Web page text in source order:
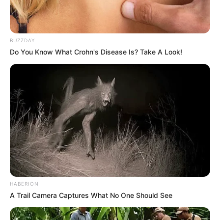
uvjete koji su izvan naše kontrole. Obavezno provjerite Pravila
o privatnosti ovih web lokacija, kao i njihove "Uvjete pružanja
usluge" prije nego što se upustite u bilo koji posao ili prenesete
Članci na ovom web mjestu mogu sadržavati ugrađeni sadržaj
(npr. Videozapise, slike, članke itd.). Ugrađeni sadržaj s drugih
web lokacija ponaša se na potpuno isti način kao da je
posjetitelj posjetio drugu web stranicu. Ove web stranice mogu
prikupljati podatke o vama, koristiti kolačiće, ugrađivati ​​
dodatno praćenje treće strane i nadgledati vašu interakciju s tim
ugrađenim sadržajem, uključujući praćenje vaše interakcije s
ugrađenim sadržajem ako imate račun i prijavljeni ste na toj
BUZZDAY
Do You Know What Crohn's Disease Is? Take A Look!
HABERION
A Trail Camera Captures What No One Should See